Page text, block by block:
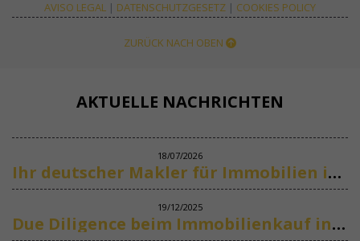
AVISO LEGAL | DATENSCHUTZGESETZ | COOKIES POLICY
ZURÜCK NACH OBEN
AKTUELLE NACHRICHTEN
18/07/2026
Ihr deutscher Makler für Immobilien in Marbella
19/12/2025
Due Diligence beim Immobilienkauf in Spanien